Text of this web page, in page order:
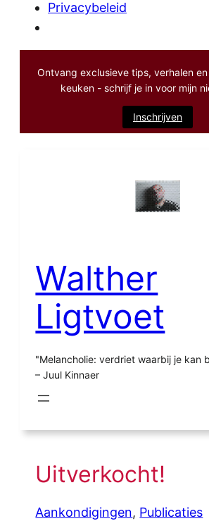
Privacybeleid
Ontvang exclusieve tips, verhalen
keuken - schrijf je in voor mijn
Inschrijven
Walther
Ligtvoet
"Melancholie: verdriet waarbij je kan
– Juul Kinnaer
Uitverkocht!
Aankondigingen, Publicaties